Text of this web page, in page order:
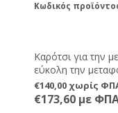
Κωδικός
Καρότσι για την
εύκολη την
€140,00 χωρίς
€173,60 με